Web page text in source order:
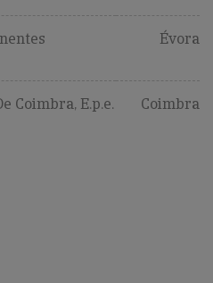
Évora
Coimbra, E.p.e. Coimbra